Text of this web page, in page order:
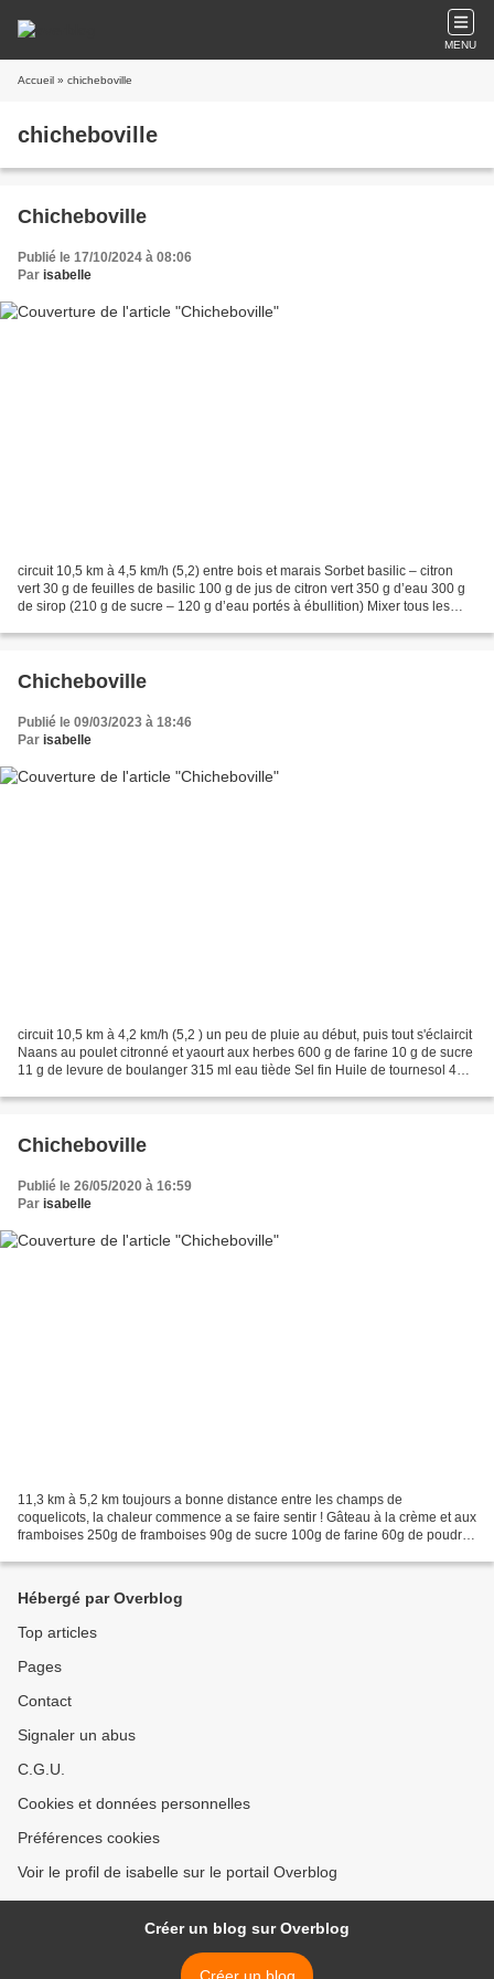
MENU
Accueil » chicheboville
chicheboville
Chicheboville
Publié le 17/10/2024 à 08:06
Par isabelle
circuit 10,5 km à 4,5 km/h (5,2) entre bois et marais Sorbet basilic – citron
vert 30 g de feuilles de basilic 100 g de jus de citron vert 350 g d’eau 300 g
de sirop (210 g de sucre – 120 g d’eau portés à ébullition) Mixer tous les
Chicheboville
Publié le 09/03/2023 à 18:46
Par isabelle
circuit 10,5 km à 4,2 km/h (5,2 ) un peu de pluie au début, puis tout s'éclaircit
Naans au poulet citronné et yaourt aux herbes 600 g de farine 10 g de sucre
11 g de levure de boulanger 315 ml eau tiède Sel fin Huile de tournesol 400
Chicheboville
Publié le 26/05/2020 à 16:59
Par isabelle
11,3 km à 5,2 km toujours a bonne distance entre les champs de
coquelicots, la chaleur commence a se faire sentir ! Gâteau à la crème et aux
framboises 250g de framboises 90g de sucre 100g de farine 60g de poudre
Hébergé par Overblog
Top articles
Pages
Contact
Signaler un abus
C.G.U.
Cookies et données personnelles
Préférences cookies
Voir le profil de isabelle sur le portail Overblog
Créer un blog sur Overblog